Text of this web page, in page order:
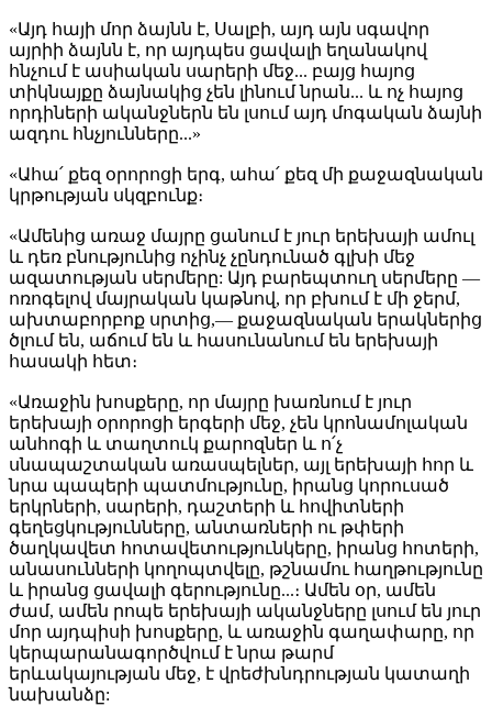
«Այդ հայի մոր ձայնն է, Սալբի, այդ այն սգավոր
այրիի ձայնն է, որ այդպես ցավալի եղանակով
հնչում է ասիական սարերի մեջ... բայց հայոց
տիկնայքը ձայնակից չեն լինում նրան... և ոչ հայոց
որդիների ականջներն են լսում այդ մոգական ձայնի
ազդու հնչյունները...»
«Ահա՛ քեզ օրորոցի երգ, ահա՛ քեզ մի քաջազնական
կրթության սկզբունք։
«Ամենից առաջ մայրը ցանում է յուր երեխայի ամուլ
և դեռ բնությունից ոչինչ չընդունած գլխի մեջ
ազատության սերմերը: Այդ բարեպտուղ սերմերը —
ոռոգելով մայրական կաթնով, որ բխում է մի ջերմ,
ախտաբորբոք սրտից,— քաջազնական երակներից
ծլում են, աճում են և հասունանում են երեխայի
հասակի հետ։
«Առաջին խոսքերը, որ մայրը խառնում է յուր
երեխայի օրորոցի երգերի մեջ, չեն կրոնամոլական
անհոգի և տաղտուկ քարոզներ և ո՛չ
սնապաշտական առասպելներ, այլ երեխայի հոր և
նրա պապերի պատմությունը, իրանց կորուսած
երկրների, սարերի, դաշտերի և հովիտների
գեղեցկությունները, անտառների ու թփերի
ծաղկավետ հոտավետությունկերը, իրանց հոտերի,
անասունների կողոպտվելը, թշնամու հաղթությունը
և իրանց ցավալի գերությունը...։ Ամեն օր, ամեն
ժամ, ամեն րոպե երեխայի ականջները լսում են յուր
մոր այդպիսի խոսքերը, և առաջին գաղափարը, որ
կերպարանագործվում է նրա թարմ
երևակայության մեջ, է վրեժխնդրության կատաղի
նախանձը: